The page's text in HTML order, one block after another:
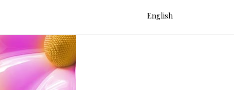
English